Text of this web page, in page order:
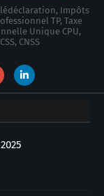
Impôts
TP, Taxe
Unique CPU,
CNSS